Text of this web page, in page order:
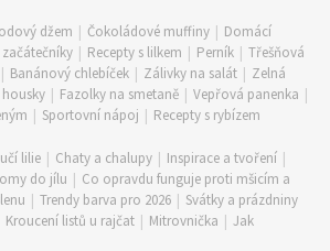
džem | Čokoládové muffiny | Domácí
| Recepty s lilkem | Perník | Třešňová
| Banánový chlebíček | Zálivky na salát | Zelná
| Fazolky na smetaně | Vepřová panenka |
| Sportovní nápoj | Recepty s rybízem
lilie | Chaty a chalupy | Inspirace a tvoření |
do jílu | Co opravdu funguje proti mšicím a
| Trendy barva pro 2026 | Svátky a prázdniny
Kroucení listů u rajčat | Mitrovnička | Jak